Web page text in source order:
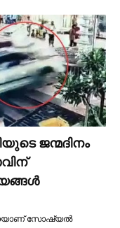
ജന്മദിനം
സോഷ്യല്‍